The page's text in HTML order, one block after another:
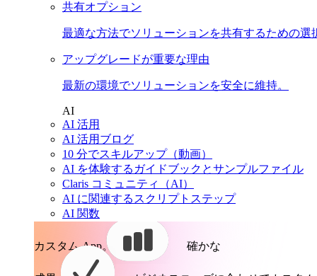
共有オプション
最適な方法でソリューションを共有するための選
アップグレードが重要な理由
最新の環境でソリューションを安全に維持。
AI
AI 活用
AI 活用ブログ
10 分でスキルアップ（動画）
AI を体験するガイドブックとサンプルファイル
Claris コミュニティ（AI）
AI に関連するスクリプトステップ
AI 関数
カスタム App。 確かな